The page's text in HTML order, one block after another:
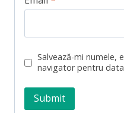
Salvează-mi numele,
navigator pentru